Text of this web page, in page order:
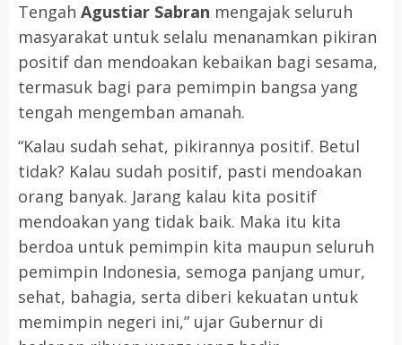
Tengah Agustiar Sabran mengajak seluruh
masyarakat untuk selalu menanamkan pikiran
positif dan mendoakan kebaikan bagi sesama,
termasuk bagi para pemimpin bangsa yang
tengah mengemban amanah.
“Kalau sudah sehat, pikirannya positif. Betul
tidak? Kalau sudah positif, pasti mendoakan
orang banyak. Jarang kalau kita positif
mendoakan yang tidak baik. Maka itu kita
berdoa untuk pemimpin kita maupun seluruh
pemimpin Indonesia, semoga panjang umur,
sehat, bahagia, serta diberi kekuatan untuk
memimpin negeri ini,” ujar Gubernur di